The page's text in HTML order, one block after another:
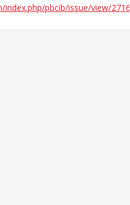
index.php/pbcib/issue/view/2716